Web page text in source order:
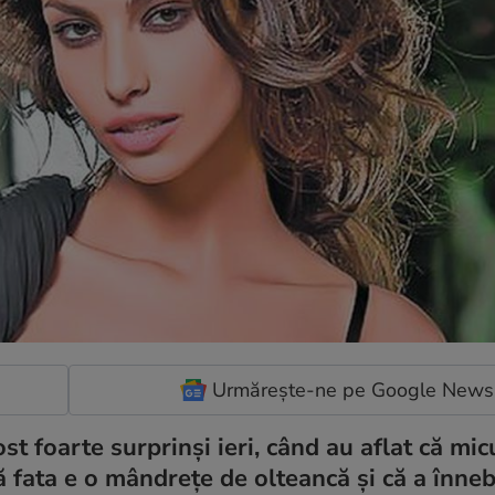
Urmărește-ne pe Google News
foarte surprinşi ieri, când au aflat că
e o mândreţe de olteancă şi că a